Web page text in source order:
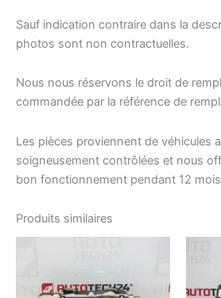
Sauf indication contraire dans la
photos sont non contractuelles.
Nous nous réservons le droit de
commandée par la référence de
Les pièces proviennent de véhicules
soigneusement contrôlées et nous
bon fonctionnement pendant 12
Produits similaires